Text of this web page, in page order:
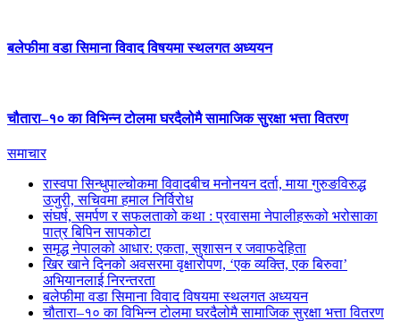
बलेफीमा वडा सिमाना विवाद विषयमा स्थलगत अध्ययन
चौतारा–१० का विभिन्न टोलमा घरदैलोमै सामाजिक सुरक्षा भत्ता वितरण
समाचार
रास्वपा सिन्धुपाल्चोकमा विवादबीच मनोनयन दर्ता, माया गुरुङविरुद्ध
उजुरी, सचिवमा हमाल निर्विरोध
संघर्ष, समर्पण र सफलताको कथा : प्रवासमा नेपालीहरूको भरोसाका
पात्र बिपिन सापकोटा
समृद्ध नेपालको आधार: एकता, सुशासन र जवाफदेहिता
खिर खाने दिनको अवसरमा वृक्षारोपण, ‘एक व्यक्ति, एक बिरुवा’
अभियानलाई निरन्तरता
बलेफीमा वडा सिमाना विवाद विषयमा स्थलगत अध्ययन
चौतारा–१० का विभिन्न टोलमा घरदैलोमै सामाजिक सुरक्षा भत्ता वितरण